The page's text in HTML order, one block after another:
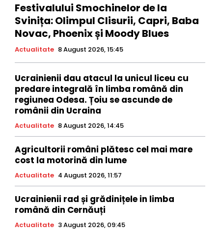
Festivalului Smochinelor de la
Svinița: Olimpul Clisurii, Capri, Baba
Novac, Phoenix și Moody Blues
Actualitate 8 August 2026, 15:45
Ucrainienii dau atacul la unicul liceu cu
predare integrală în limba română din
regiunea Odesa. Țoiu se ascunde de
românii din Ucraina
Actualitate 8 August 2026, 14:45
Agricultorii români plătesc cel mai mare
cost la motorină din lume
Actualitate 4 August 2026, 11:57
Ucrainienii rad și grădinițele in limba
română din Cernăuți
Actualitate 3 August 2026, 09:45